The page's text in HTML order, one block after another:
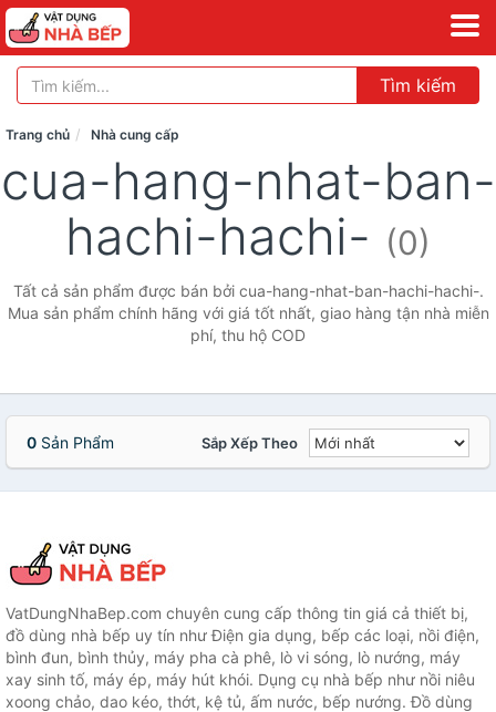
Tìm kiếm
Trang chủ Nhà cung cấp
cua-hang-nhat-ban-
hachi-hachi- (0)
Tất cả sản phẩm được bán bởi cua-hang-nhat-ban-hachi-hachi-.
Mua sản phẩm chính hãng với giá tốt nhất, giao hàng tận nhà miễn
phí, thu hộ COD
0 Sản Phẩm Sắp Xếp Theo
VatDungNhaBep.com chuyên cung cấp thông tin giá cả thiết bị,
đồ dùng nhà bếp uy tín như Điện gia dụng, bếp các loại, nồi điện,
bình đun, bình thủy, máy pha cà phê, lò vi sóng, lò nướng, máy
xay sinh tố, máy ép, máy hút khói. Dụng cụ nhà bếp như nồi niêu
xoong chảo, dao kéo, thớt, kệ tủ, ấm nước, bếp nướng. Đồ dùng